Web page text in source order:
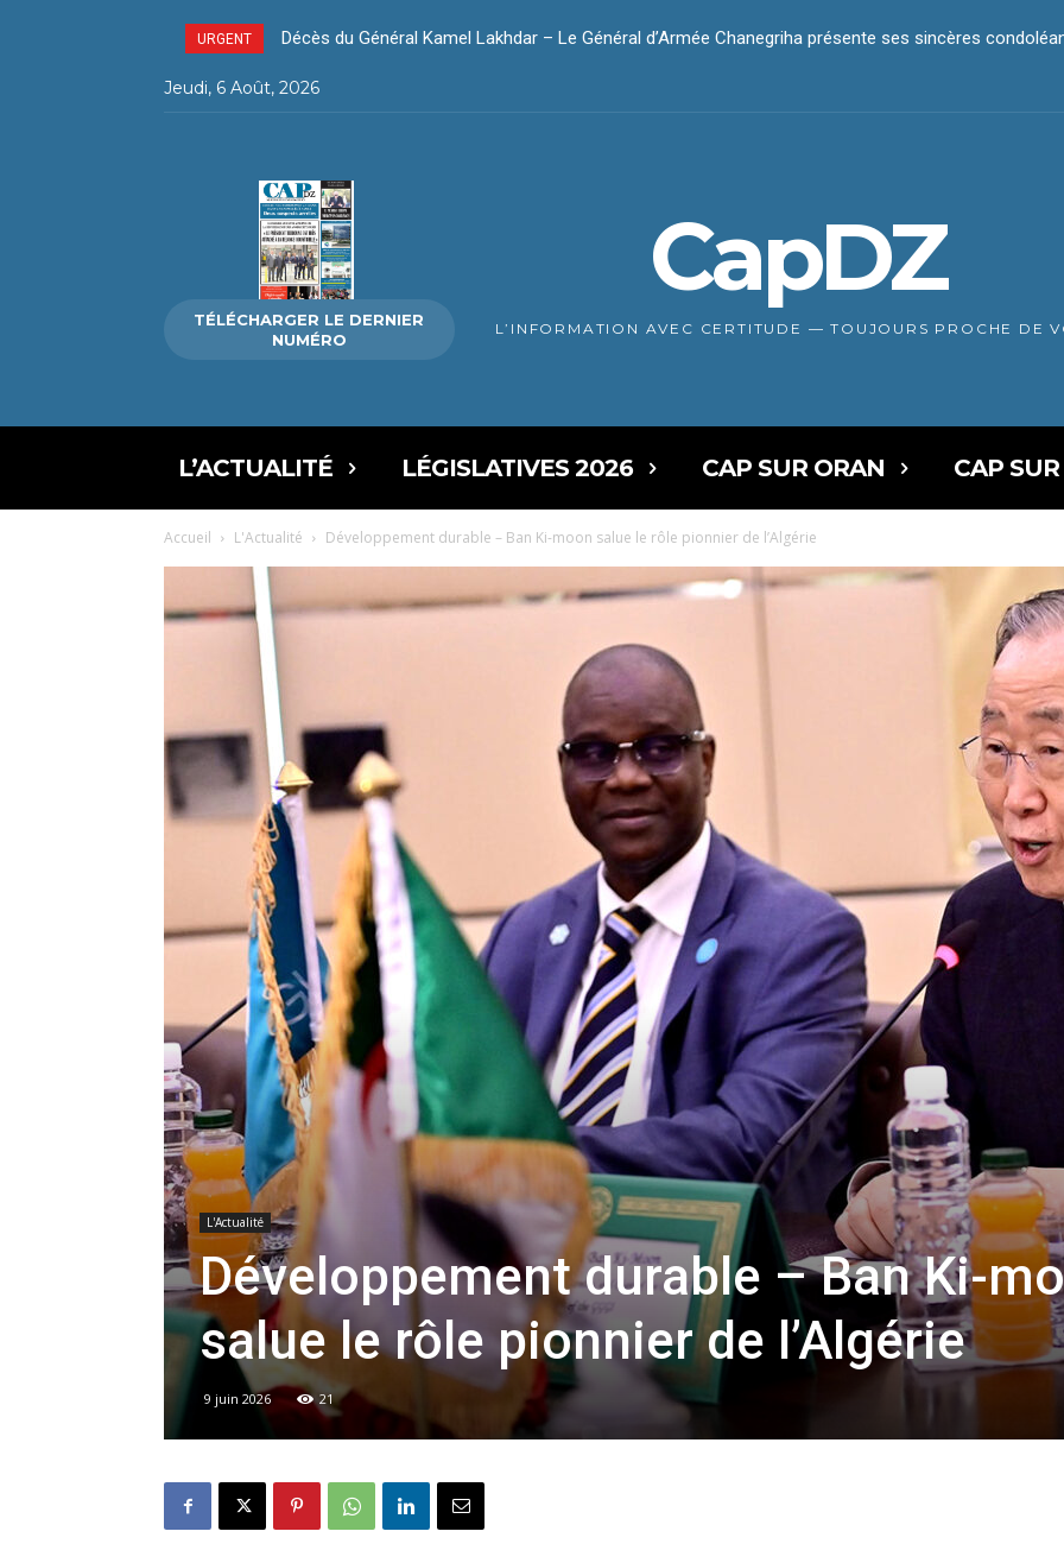
URGENT Décès du Général Kamel Lakhdar – Le Général d’Armée Chanegriha présente ses sincères
Décès du Général Kamel Lakhdar – Le président Tebboune présente ses condoléances
Jeudi, 6 Août, 2026
TÉLÉCHARGER LE DERNIER
NUMÉRO
CapDZ
L’INFORMATION AVEC CERTITUDE — TOUJOURS PROCHE DE
L’ACTUALITÉ LÉGISLATIVES 2026 CAP SUR ORAN CAP
Accueil L'Actualité Développement durable – Ban Ki-moon salue le rôle pionnier de l’Algérie
L'Actualité
Développement durable – Ban Ki-
salue le rôle pionnier de l’Algérie
9 juin 2026 21